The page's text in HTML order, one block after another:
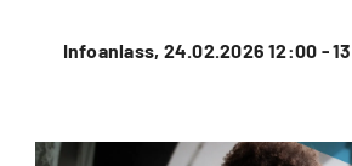
Infoanlass, 24.02.2026 12:00 -